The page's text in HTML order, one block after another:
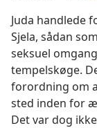
Juda handlede
Sjela, sådan
seksuel
tempelskøge.
forordning om
sted inden for
Det var dog